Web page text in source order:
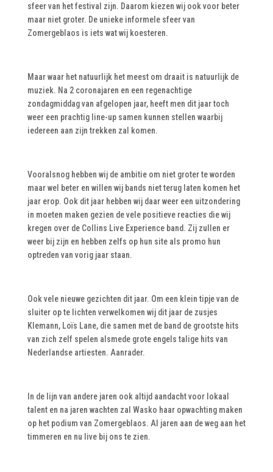
sfeer van het festival zijn. Daarom kiezen wij ook voor beter
maar niet groter. De unieke informele sfeer van
Zomergeblaos is iets wat wij koesteren.
Maar waar het natuurlijk het meest om draait is natuurlijk de
muziek. Na 2 coronajaren en een regenachtige
zondagmiddag van afgelopen jaar, heeft men dit jaar toch
weer een prachtig line-up samen kunnen stellen waarbij
iedereen aan zijn trekken zal komen.
Vooralsnog hebben wij de ambitie om niet groter te worden
maar wel beter en willen wij bands niet terug laten komen het
jaar erop. Ook dit jaar hebben wij daar weer een uitzondering
in moeten maken gezien de vele positieve reacties die wij
kregen over de Collins Live Experience band. Zij zullen er
weer bij zijn en hebben zelfs op hun site als promo hun
optreden van vorig jaar staan.
Ook vele nieuwe gezichten dit jaar. Om een klein tipje van de
sluiter op te lichten verwelkomen wij dit jaar de zusjes
Klemann, Loïs Lane, die samen met de band de grootste hits
van zich zelf spelen alsmede grote engels talige hits van
Nederlandse artiesten. Aanrader.
In de lijn van andere jaren ook altijd aandacht voor lokaal
talent en na jaren wachten zal Wasko haar opwachting maken
op het podium van Zomergeblaos. Al jaren aan de weg aan het
timmeren en nu live bij ons te zien.